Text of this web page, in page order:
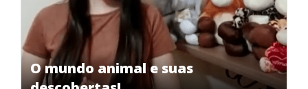
O mundo animal e suas